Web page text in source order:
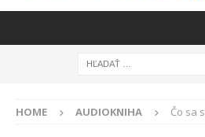
HOME AUDIOKNIHA Čo sa